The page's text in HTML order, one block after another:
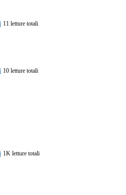
11 letture totali
10 letture totali
1K letture totali